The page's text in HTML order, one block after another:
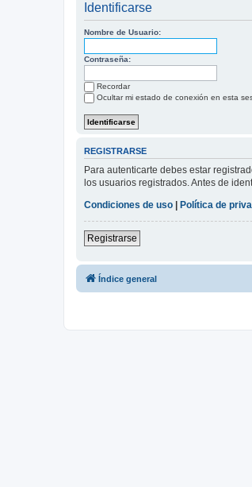
Identificarse
Nombre de Usuario:
Contraseña:
Recordar
Ocultar mi estado de conexión en esta
REGISTRARSE
Para autenticarte debes estar
los usuarios registrados. Antes de
Condiciones de uso | Política de
Registrarse
Índice general